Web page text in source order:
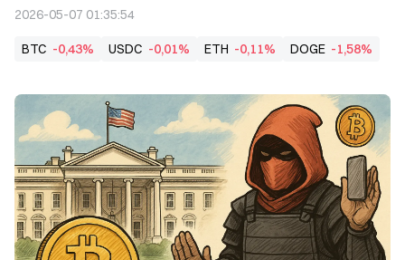
2026-05-07 01:35:54
BTC -0,43% USDC -0,01% ETH -0,11% DOGE -1,58%